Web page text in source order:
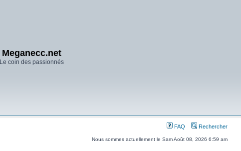
Meganecc.net
Le coin des passionnés
FAQ Rechercher
Nous sommes actuellement le Sam Août 08, 2026 6:59 am